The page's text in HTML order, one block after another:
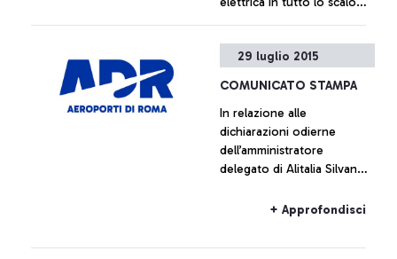
+ Approfondisci
29 luglio 2015
COMUNICATO STAMPA
In relazione alle
dichiarazioni odierne
dell’amministratore
delegato di Alitalia Silvano
non intende commentare le
+ Approfondisci